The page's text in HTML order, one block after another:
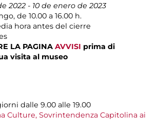
2022 - 10 de enero de 2023
de 10.00 a 16.00 h.
hora antes del cierre
LA PAGINA AVVISI prima di
visita al museo
dalle 9.00 alle 19.00
Culture, Sovrintendenza Capitolina ai